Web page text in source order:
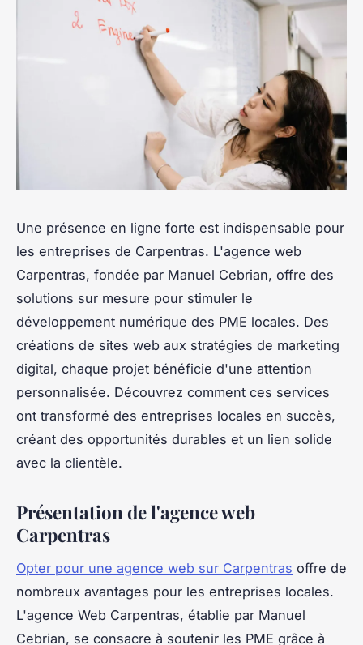
Une présence en ligne forte est indispensable pour
les entreprises de Carpentras. L'agence web
Carpentras, fondée par Manuel Cebrian, offre des
solutions sur mesure pour stimuler le
développement numérique des PME locales. Des
créations de sites web aux stratégies de marketing
digital, chaque projet bénéficie d'une attention
personnalisée. Découvrez comment ces services
ont transformé des entreprises locales en succès,
créant des opportunités durables et un lien solide
avec la clientèle.
Présentation de l'agence web
Carpentras
Opter pour une agence web sur Carpentras offre de
nombreux avantages pour les entreprises locales.
L'agence Web Carpentras, établie par Manuel
Cebrian, se consacre à soutenir les PME grâce à